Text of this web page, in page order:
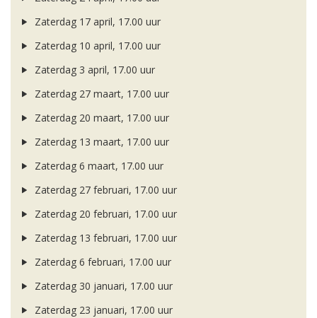
Zaterdag 17 april, 17.00 uur
Zaterdag 10 april, 17.00 uur
Zaterdag 3 april, 17.00 uur
Zaterdag 27 maart, 17.00 uur
Zaterdag 20 maart, 17.00 uur
Zaterdag 13 maart, 17.00 uur
Zaterdag 6 maart, 17.00 uur
Zaterdag 27 februari, 17.00 uur
Zaterdag 20 februari, 17.00 uur
Zaterdag 13 februari, 17.00 uur
Zaterdag 6 februari, 17.00 uur
Zaterdag 30 januari, 17.00 uur
Zaterdag 23 januari, 17.00 uur